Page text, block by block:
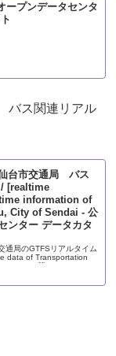
ープンデータセンタ
バス関連リアル
仙台市交通局 バス
/ [realtime
information of
City of Sendai - 公
ンター データカタ
通局のGTFSリアルタイム
data of Transportation